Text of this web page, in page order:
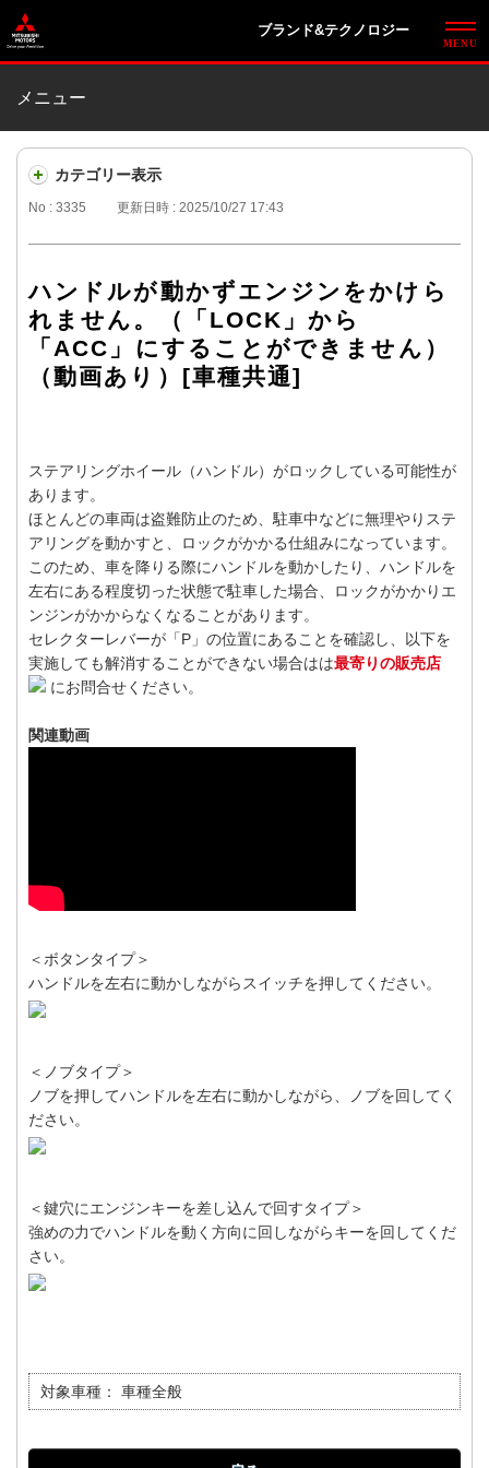
ブランド&テクノロジー
メニュー
カテゴリー表示
No : 3335 更新日時 : 2025/10/27 17:43
ハンドルが動かずエンジンをかけら
れません。（「LOCK」から
「ACC」にすることができません）
（動画あり）[車種共通]
ステアリングホイール（ハンドル）がロックしている可能性が
あります。
ほとんどの車両は盗難防止のため、駐車中などに無理やりステ
アリングを動かすと、ロックがかかる仕組みになっています。
このため、車を降りる際にハンドルを動かしたり、ハンドルを
左右にある程度切った状態で駐車した場合、ロックがかかりエ
ンジンがかからなくなることがあります。
セレクターレバーが「P」の位置にあることを確認し、以下を
実施しても解消することができない場合はは最寄りの販売店
にお問合せください。
関連動画
＜ボタンタイプ＞
ハンドルを左右に動かしながらスイッチを押してください。
＜ノブタイプ＞
ノブを押してハンドルを左右に動かしながら、ノブを回してく
ださい。
＜鍵穴にエンジンキーを差し込んで回すタイプ＞
強めの力でハンドルを動く方向に回しながらキーを回してくだ
さい。
対象車種： 車種全般